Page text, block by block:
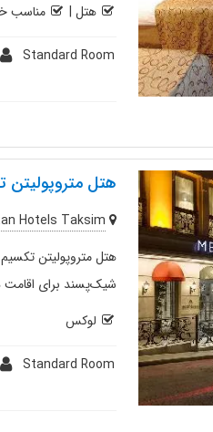
هتل | مناسب
Standard Room
هتل متروپولیتن
Hotels Taksim
هتل متروپولیتن
شیک‌پسند برای اقامت
لوکس
Standard Room